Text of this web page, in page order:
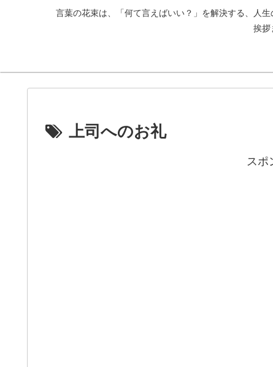
言葉の花束は、「何て言えばいい？」を解決する、人
挨拶
上司へのお礼
スポ